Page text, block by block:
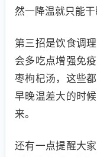
然一降温就只能干
第三招是饮食调
会多吃点增强免
枣枸杞汤，这些
早晚温差大的时
来。
还有一点提醒大